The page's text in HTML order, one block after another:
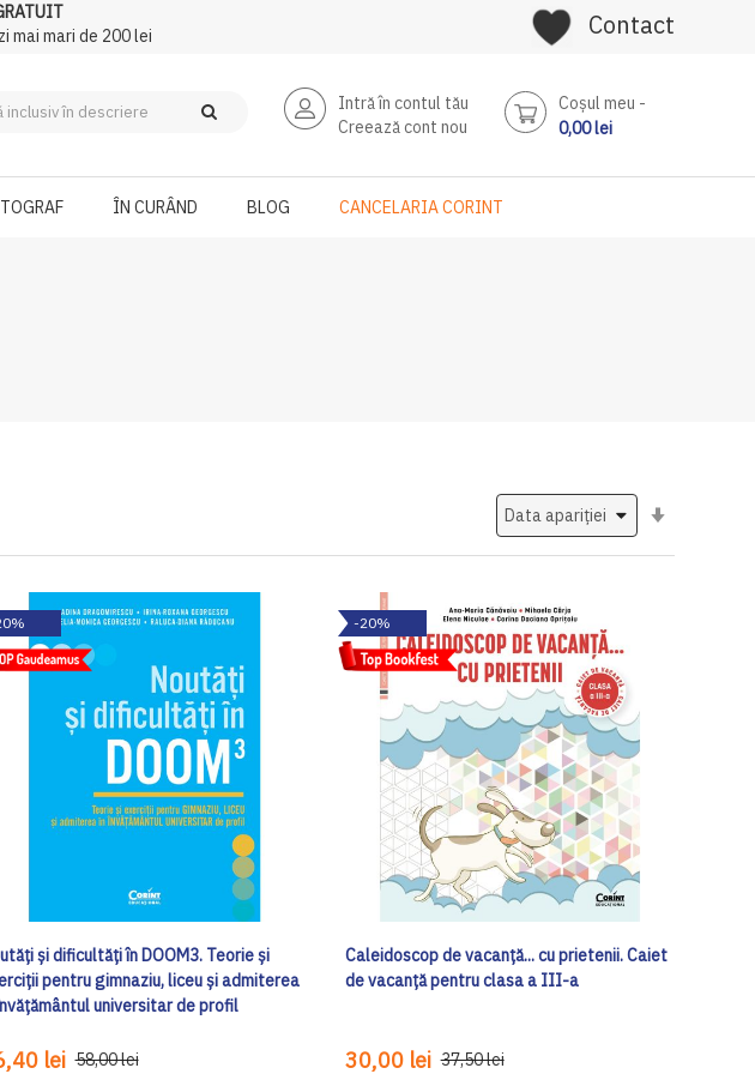
mai mari de 200 lei
Contact
Intră în contul tău
Creează cont nou
Coşul meu
0,00 lei
ÎN CURÂND BLOG CANCELARIA CORINT
și dificultăți în DOOM3. Teorie și
pentru gimnaziu, liceu și admiterea
universitar de profil
lei 58,00 lei
-20%
Caleidoscop de vacanță... cu prietenii. Caiet
de vacanţă pentru clasa a III-a
30,00 lei 37,50 lei